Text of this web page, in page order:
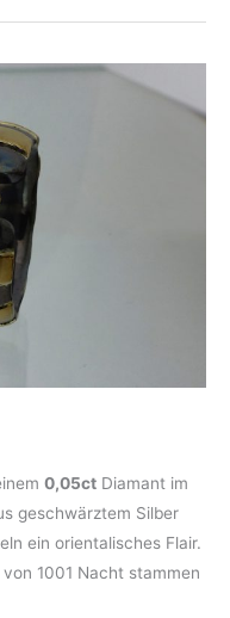
0,05ct Diamant im
geschwärztem Silber
ein orientalisches Flair.
1001 Nacht stammen